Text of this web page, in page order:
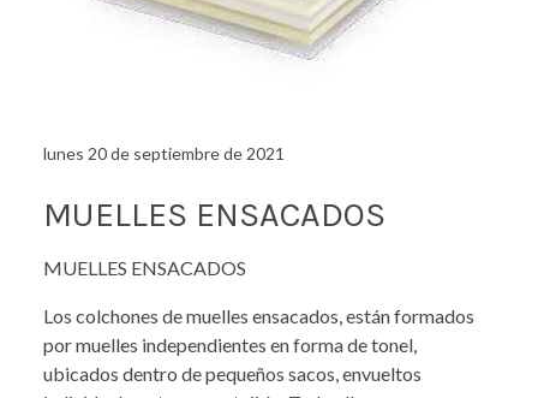
lunes 20 de septiembre de 2021
MUELLES ENSACADOS
MUELLES ENSACADOS
Los colchones de muelles ensacados, están formados
por muelles independientes en forma de tonel,
ubicados dentro de pequeños sacos, envueltos